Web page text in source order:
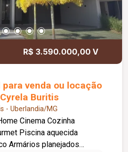
R$ 3.590.000,00 V
para venda ou locação
Buritis
- Uberlandia/MG
Cinema Cozinha
Piscina aquecida
Armários planejados